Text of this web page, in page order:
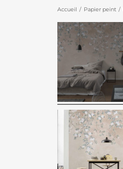
Accueil Papier peint